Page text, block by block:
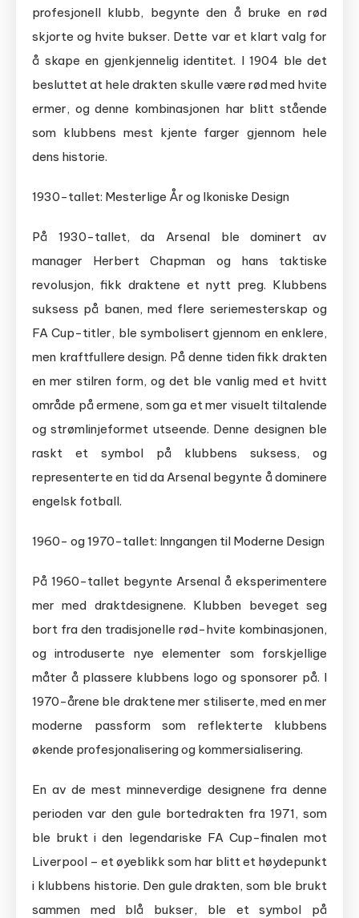
profesjonell klubb, begynte den å bruke en rød
skjorte og hvite bukser. Dette var et klart valg for
å skape en gjenkjennelig identitet. I 1904 ble det
besluttet at hele drakten skulle være rød med hvite
ermer, og denne kombinasjonen har blitt stående
som klubbens mest kjente farger gjennom hele
dens historie.
1930-tallet: Mesterlige År og Ikoniske Design
På 1930-tallet, da Arsenal ble dominert av
manager Herbert Chapman og hans taktiske
revolusjon, fikk draktene et nytt preg. Klubbens
suksess på banen, med flere seriemesterskap og
FA Cup-titler, ble symbolisert gjennom en enklere,
men kraftfullere design. På denne tiden fikk drakten
en mer stilren form, og det ble vanlig med et hvitt
område på ermene, som ga et mer visuelt tiltalende
og strømlinjeformet utseende. Denne designen ble
raskt et symbol på klubbens suksess, og
representerte en tid da Arsenal begynte å dominere
engelsk fotball.
1960- og 1970-tallet: Inngangen til Moderne Design
På 1960-tallet begynte Arsenal å eksperimentere
mer med draktdesignene. Klubben beveget seg
bort fra den tradisjonelle rød-hvite kombinasjonen,
og introduserte nye elementer som forskjellige
måter å plassere klubbens logo og sponsorer på. I
1970-årene ble draktene mer stiliserte, med en mer
moderne passform som reflekterte klubbens
økende profesjonalisering og kommersialisering.
En av de mest minneverdige designene fra denne
perioden var den gule bortedrakten fra 1971, som
ble brukt i den legendariske FA Cup-finalen mot
Liverpool – et øyeblikk som har blitt et høydepunkt
i klubbens historie. Den gule drakten, som ble brukt
sammen med blå bukser, ble et symbol på